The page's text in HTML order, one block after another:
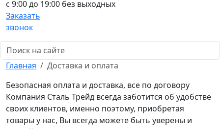
c 9:00 до 19:00 без выходных
Заказать
звонок
Главная
Доставка и оплата
Безопасная оплата и доставка, все по договору
Компания Сталь Трейд всегда заботится об удобстве
своих клиентов, именно поэтому, приобретая
товары у нас, Вы всегда можете быть уверены и